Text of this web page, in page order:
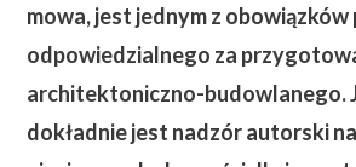
mowa, jest jednym z
odpowiedzialnego za
architektoniczno-budowlanego.
dokładnie jest nadzór autorski